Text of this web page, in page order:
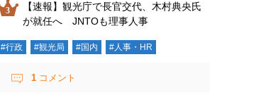
【速報】観光庁で長官交代、木村典央氏
が就任へ JNTOも理事人事
#行政 #観光局 #国内 #人事・HR
1 コメント